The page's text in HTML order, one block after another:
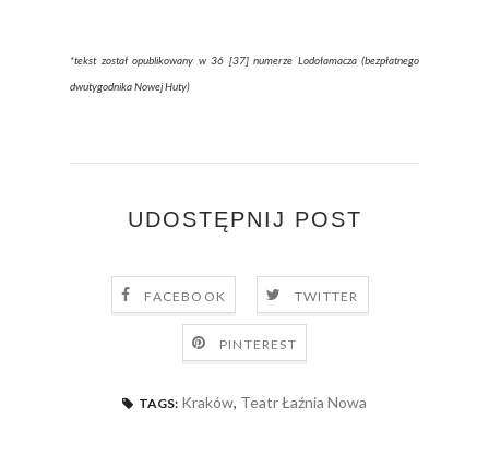
*tekst został opublikowany w 36 [37] numerze Lodołamacza (bezpłatnego
dwutygodnika Nowej Huty)
UDOSTĘPNIJ POST
FACEBOOK TWITTER
PINTEREST
TAGS: Kraków, Teatr Łaźnia Nowa